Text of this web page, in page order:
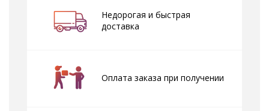
Недорогая и быстрая
доставка
Оплата заказа при получении